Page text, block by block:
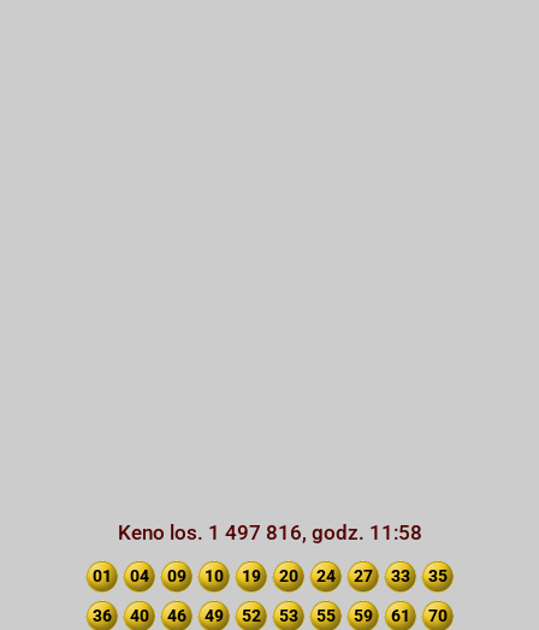
Keno los. 1 497 816, godz. 11:58
01 04 09 10 19 20 24 27 33 35
36 40 46 49 52 53 55 59 61 70